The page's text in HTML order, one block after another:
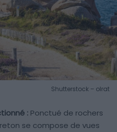
Shutterstock – olrat
: Ponctué de rochers
se compose de vues